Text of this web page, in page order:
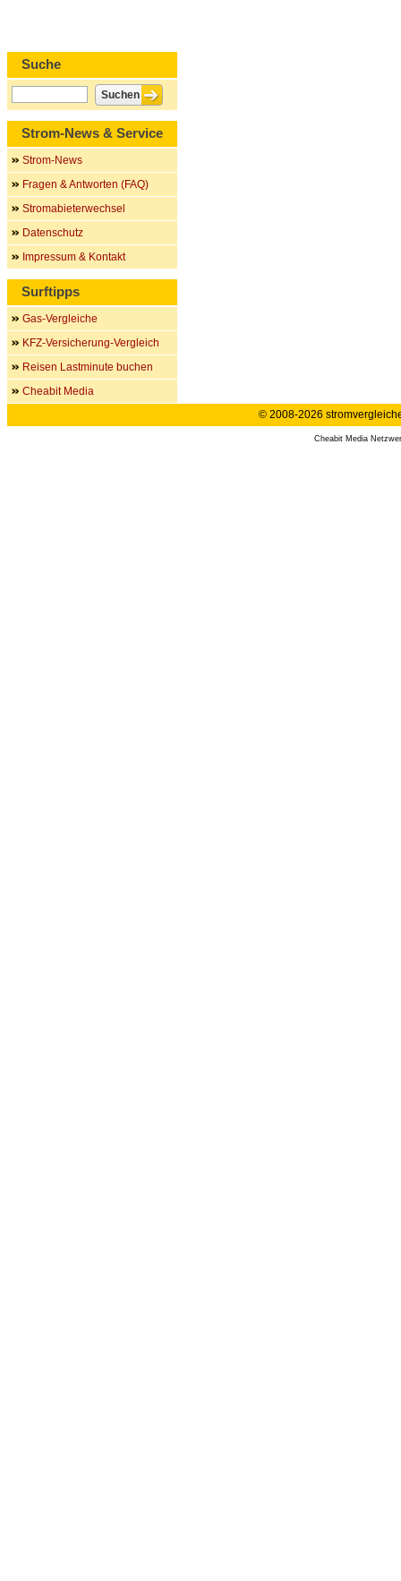
Suche
Strom-News & Service
Strom-News
Fragen & Antworten (FAQ)
Stromabieterwechsel
Datenschutz
Impressum & Kontakt
Surftipps
Gas-Vergleiche
KFZ-Versicherung-Vergleich
Reisen Lastminute buchen
Cheabit Media
© 2008-2026
Cheabit Media